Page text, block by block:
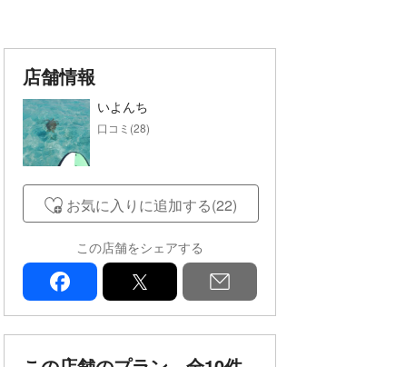
店舗情報
いよんち
口コミ(28)
お気に入りに追加する(22)
この店舗をシェアする
facebook